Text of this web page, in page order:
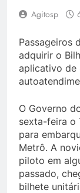
Agitosp
Passageiros
adquirir o
aplicativo de
O Governo
sexta-feira o
para
Metrô. A
piloto em
passado,
bilhete